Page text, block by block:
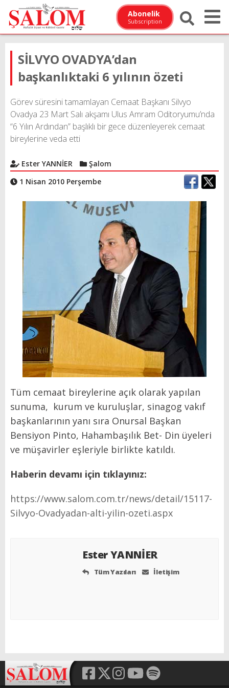
Abonelik
Subscription
SİLVYO OVADYA’dan
başkanlıktaki 6 yılının özeti
Görev süresini tamamlayan Cemaat Başkanı Silvyo
Ovadya 23 Mart Salı akşamı Ulus Amram Oditoryumu’nda
“6 Yılın Ardından” başlıklı bir gece düzenleyerek cemaat
bireylerine veda etti
Ester YANNİER
Şalom
1 Nisan 2010 Perşembe
Tüm cemaat bireylerine açık olarak yapılan
sunuma, kurum ve kuruluşlar, sinagog vakıf
başkanlarının yanı sıra Onursal Başkan
Bensiyon Pinto, Hahambaşılık Bet- Din üyeleri
ve müşavirler eşleriyle birlikte katıldı.
Haberin devamı için tıklayınız:
https://www.salom.com.tr/news/detail/15117-
Silvyo-Ovadyadan-alti-yilin-ozeti.aspx
Ester YANNİER
Tüm Yazıları İletişim